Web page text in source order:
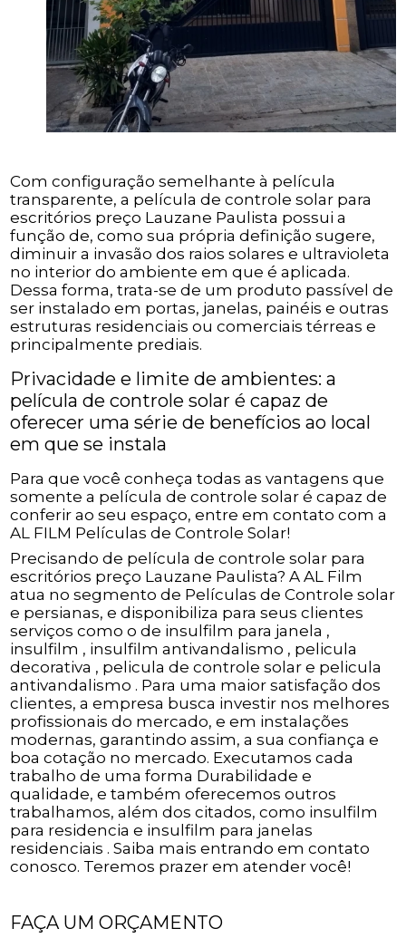
Com configuração semelhante à película
transparente, a película de controle solar para
escritórios preço Lauzane Paulista possui a
função de, como sua própria definição sugere,
diminuir a invasão dos raios solares e ultravioleta
no interior do ambiente em que é aplicada.
Dessa forma, trata-se de um produto passível de
ser instalado em portas, janelas, painéis e outras
estruturas residenciais ou comerciais térreas e
principalmente prediais.
Privacidade e limite de ambientes: a
película de controle solar é capaz de
oferecer uma série de benefícios ao local
em que se instala
Para que você conheça todas as vantagens que
somente a película de controle solar é capaz de
conferir ao seu espaço, entre em contato com a
AL FILM Películas de Controle Solar!
Precisando de película de controle solar para
escritórios preço Lauzane Paulista? A AL Film
atua no segmento de Películas de Controle solar
e persianas, e disponibiliza para seus clientes
serviços como o de insulfilm para janela ,
insulfilm , insulfilm antivandalismo , pelicula
decorativa , pelicula de controle solar e pelicula
antivandalismo . Para uma maior satisfação dos
clientes, a empresa busca investir nos melhores
profissionais do mercado, e em instalações
modernas, garantindo assim, a sua confiança e
boa cotação no mercado. Executamos cada
trabalho de uma forma Durabilidade e
qualidade, e também oferecemos outros
trabalhamos, além dos citados, como insulfilm
para residencia e insulfilm para janelas
residenciais . Saiba mais entrando em contato
conosco. Teremos prazer em atender você!
FAÇA UM ORÇAMENTO